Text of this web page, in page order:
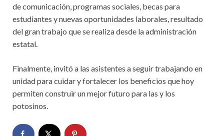
de comunicación, programas sociales, becas para
estudiantes y nuevas oportunidades laborales, resultado
del gran trabajo que se realiza desde la administración
estatal.
Finalmente, invitó a las asistentes a seguir trabajando en
unidad para cuidar y fortalecer los beneficios que hoy
permiten construir un mejor futuro para las y los
potosinos.